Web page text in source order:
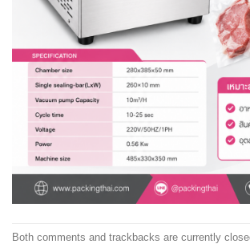
Both comments and trackbacks are currently